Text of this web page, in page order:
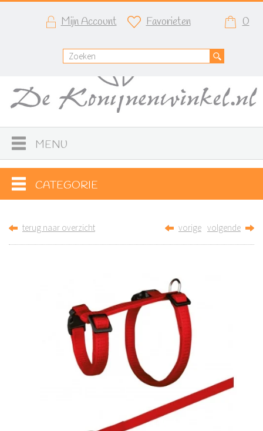
Mijn Account Favorieten 0
MENU
CATEGORIE
terug naar overzicht vorige volgende